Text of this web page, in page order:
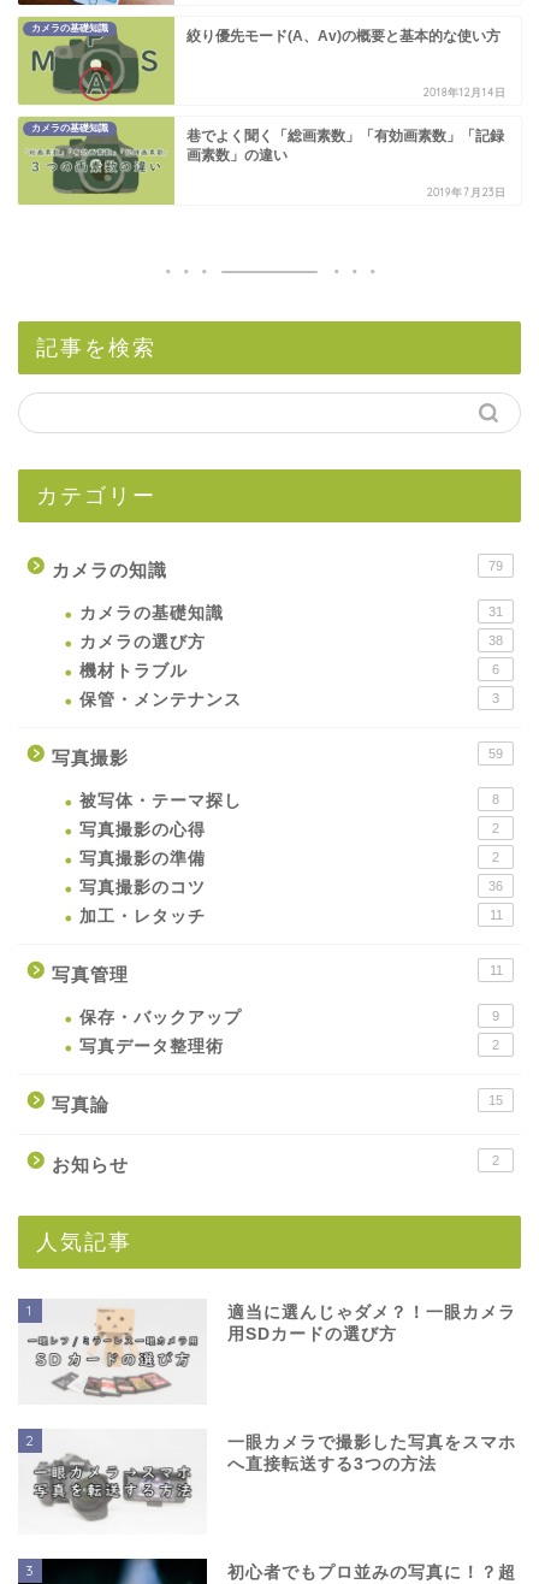
カメラの基礎知識 絞り優先モード(A、Av)の概要と基本的な使い方
2018年12月14日
カメラの基礎知識
巷でよく聞く「総画素数」「有効画素数」「記録
画素数」の違い
2019年7月23日
記事を検索
カテゴリー
カメラの知識 79
カメラの基礎知識 31
カメラの選び方 38
機材トラブル 6
保管・メンテナンス 3
写真撮影 59
被写体・テーマ探し 8
写真撮影の心得 2
写真撮影の準備 2
写真撮影のコツ 36
加工・レタッチ 11
写真管理 11
保存・バックアップ 9
写真データ整理術 2
写真論 15
お知らせ 2
人気記事
1
適当に選んじゃダメ？！一眼カメラ
用SDカードの選び方
2
一眼カメラで撮影した写真をスマホ
へ直接転送する3つの方法
3
初心者でもプロ並みの写真に！？超